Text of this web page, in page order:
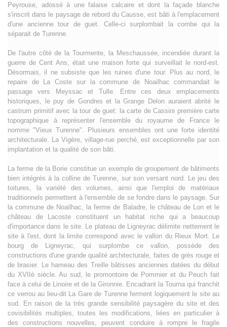
Peyrouse, adossé à une falaise calcaire et dont la façade blanche
s'inscrit dans le paysage de rebord du Causse, est bâti à l'emplacement
d'une ancienne tour de guet. Celle-ci surplombait la combe qui la
séparait de Turenne.
De l'autre côté de la Tourmente, la Meschaussée, incendiée durant la
guerre de Cent Ans, était une maison forte qui surveillait le nord-est.
Désormais, il ne subsiste que les ruines d'une tour. Plus au nord, le
repaire de La Coste sur la commune de Noailhac commandait le
passage vers Meyssac et Tulle. Entre ces deux emplacements
historiques, le puy de Gondres et la Grange Delon auraient abrité le
castrum primitif avec la tour de guet: la carte de Cassini première carte
topographique à représenter l'ensemble du royaume de France le
nomme "Vieux Turenne". Plusieurs ensembles ont une forte identité
architecturale. La Vigère, village-rue perché, est exceptionnelle par son
implantation et la qualité de son bâti.
La ferme de la Borie constitue un exemple de groupement de bâtiments
bien intégrés à la colline de Turenne, sur son versant nord. Le jeu des
toitures, la variété des volumes, ainsi que l'emploi de matériaux
traditionnels permettent à l'ensemble de se fondre dans le paysage. Sur
la commune de Noailhac, la ferme de Baladre, le château de Lon et le
château de Lacoste constituent un habitat riche qui a beaucoup
d'importance dans le site. Le plateau de Ligneyrac délimite nettement le
site à l'est, dont la limite correspond avec le vallon du Rieux Mort. Le
bourg de Ligneyrac, qui surplombe ce vallon, possède des
constructions d'une grande qualité architecturale, faites de grès rouge et
de brasier. Le hameau des Treille bâtisses anciennes datées du début
du XVIIè siècle. Au sud, le promontoire de Pommier et du Peuch fait
face à celui de Linoire et de la Gironnie. Encadrant la Tourna qui franchit
ce verrou au lieu-dit La Gare de Turenne ferment logiquement le site au
sud. En raison de la très grande sensibilité paysagère du site et des
covisibilités multiples, toutes les modifications, liées en particulier à
des constructions nouvelles, peuvent conduire à rompre le fragile